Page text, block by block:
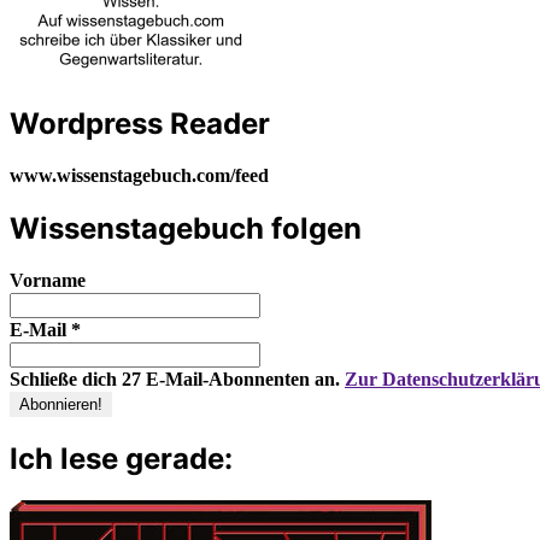
Wordpress Reader
www.wissenstagebuch.com/feed
Wissenstagebuch folgen
Vorname
E-Mail *
Schließe dich 27 E-Mail-Abonnenten an. Zur
Ich lese gerade: